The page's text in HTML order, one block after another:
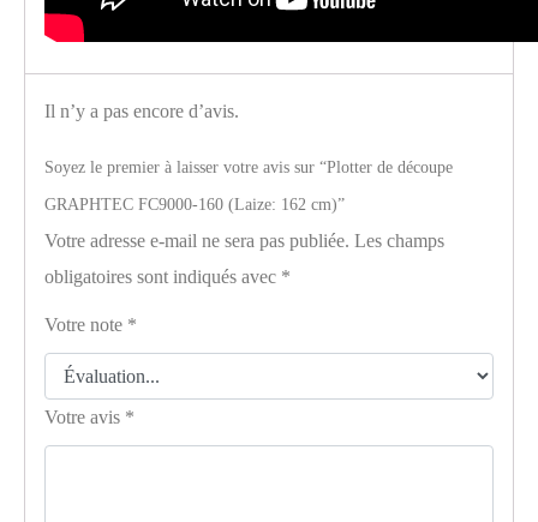
Il n’y a pas encore d’avis.
Soyez le premier à laisser votre avis sur “Plotter de découpe
GRAPHTEC FC9000-160 (Laize: 162 cm)”
Votre adresse e-mail ne sera pas publiée. Les champs
obligatoires sont indiqués avec *
Votre note *
Votre avis *